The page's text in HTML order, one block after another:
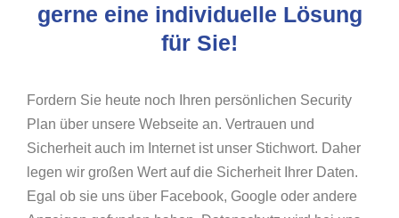
gerne eine individuelle Lösung
für Sie!
Fordern Sie heute noch Ihren persönlichen Security
Plan über unsere Webseite an. Vertrauen und
Sicherheit auch im Internet ist unser Stichwort. Daher
legen wir großen Wert auf die Sicherheit Ihrer Daten.
Egal ob sie uns über Facebook, Google oder andere